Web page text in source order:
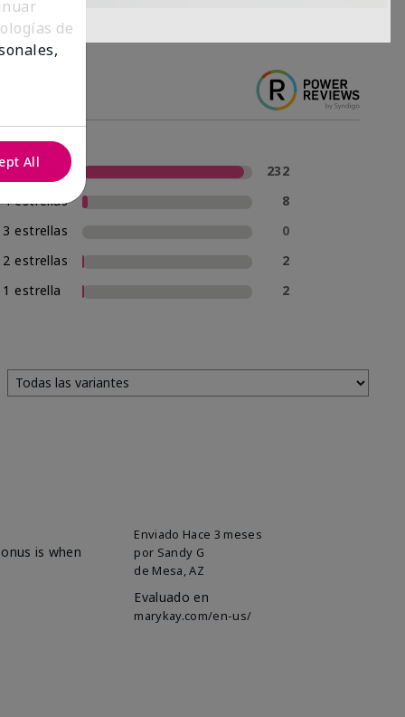
5 estrellas
232
4 estrellas
8
3 estrellas
0
2 estrellas
2
1 estrella
2
Enviado Hace 3 meses
por Sandy G
de Mesa, AZ
Evaluado en
marykay.com/en-us/
is when
de
All